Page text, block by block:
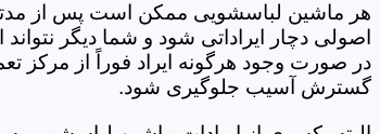
هر ماشین لباسشویی ممکن است پس از
اصولی دچار ایراداتی شود و شما دیگر
در صورت وجود هرگونه ایراد فوراً از مرکز
گسترش آسیب جلوگیری شود.